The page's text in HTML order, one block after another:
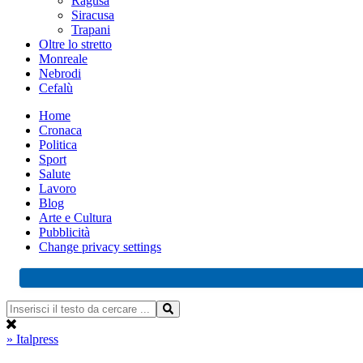
Siracusa
Trapani
Oltre lo stretto
Monreale
Nebrodi
Cefalù
Home
Cronaca
Politica
Sport
Salute
Lavoro
Blog
Arte e Cultura
Pubblicità
Change privacy settings
» Italpress